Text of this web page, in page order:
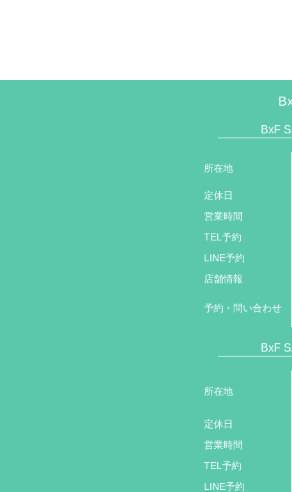
BxF
所在地
定休日
営業時間
TEL予約
LINE予約
店舗情報
予約・問い合わせ
BxF
所在地
定休日
営業時間
TEL予約
LINE予約